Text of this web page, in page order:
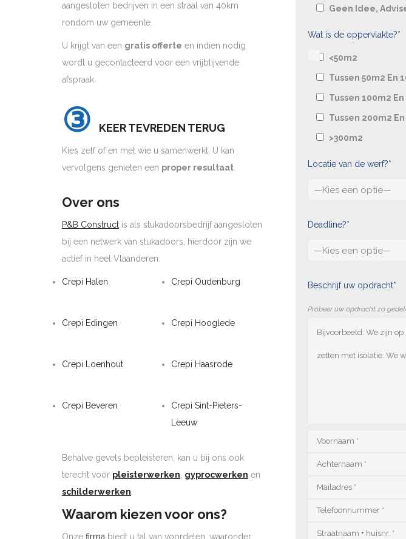
aangesloten bedrijven in een straal van 40km
rondom uw gemeente.
U krijgt van een gratis offerte en indien nodig
wordt u gecontacteerd voor een vrijblijvende
afspraak.
③ KEER TEVREDEN TERUG
Kies zelf of en met wie u samenwerkt. U kan
vervolgens genieten een proper resultaat
Over ons
P&B Construct is als stukadoorsbedrijf aangesloten
bij een netwerk van stukadoors, hierdoor zijn we
actief in heel Vlaanderen:
Crepi Halen Crepi Oudenburg
Crepi Edingen Crepi Hooglede
Crepi Loenhout Crepi Haasrode
Crepi Beveren
Crepi Sint-Pieters-
Leeuw
Behalve gevels bepleisteren, kan u bij ons ook
terecht voor pleisterwerken gyprocwerken en
schilderwerken
Waarom kiezen voor ons?
Onze firma biedt u tal van voordelen, waaronder:
Geen Idee,
Wat is de oppervlakte?*
<50m2
Tussen 50m2 En
Tussen 100m2
Tussen 200m2
>300m2
Locatie van de werf?*
Deadline?*
Beschrijf uw opdracht*
Probeer uw opdracht zo